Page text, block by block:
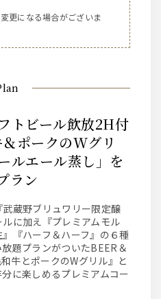
更になる場合がございま
Plan
ポークのWグリ
ルエール蒸し」を
ラン
武蔵野ブリュワリー限定醸
に加え『プレミアムモル
『ハーフ＆ハーフ』の６種
題プランがついたBEER＆
牛とポークのWグリル』と
に楽しめるプレミアムコー